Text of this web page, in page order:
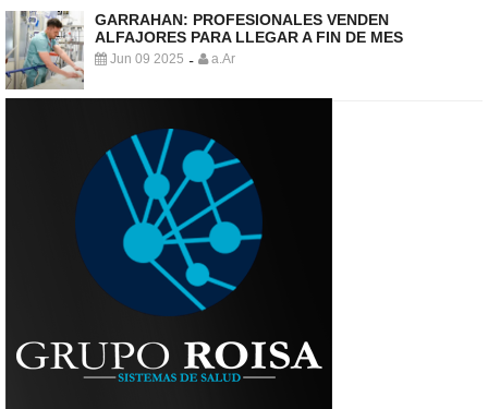
GARRAHAN: PROFESIONALES VENDEN
ALFAJORES PARA LLEGAR A FIN DE MES
Jun 09 2025 - a.Ar